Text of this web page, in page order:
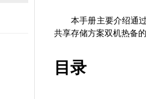
本手册主要介绍通
共享存储方案双机热备
目录